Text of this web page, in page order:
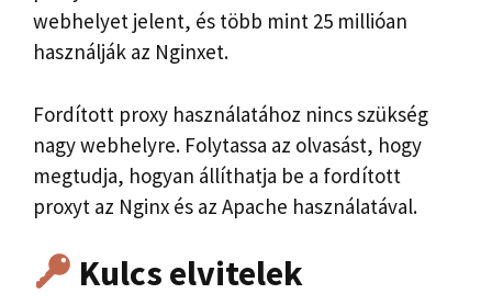
webhelyet jelent, és több mint 25 millióan
használják az Nginxet.
Fordított proxy használatához nincs szükség
nagy webhelyre. Folytassa az olvasást, hogy
megtudja, hogyan állíthatja be a fordított
proxyt az Nginx és az Apache használatával.
Kulcs elvitelek